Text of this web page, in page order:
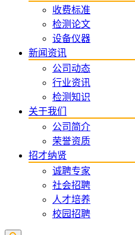
收费标准
检测论文
设备仪器
新闻资讯
公司动态
行业资讯
检测知识
关于我们
公司简介
荣誉资质
招才纳贤
诚聘专家
社会招聘
人才培养
校园招聘